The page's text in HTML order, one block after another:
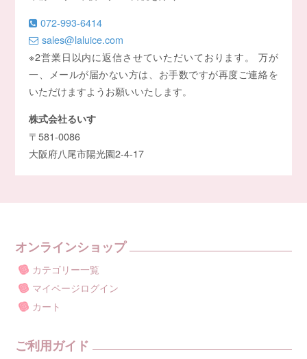
072-993-6414
sales@laluice.com
※2営業日以内に返信させていただいております。 万が
一、メールが届かない方は、お手数ですが再度ご連絡を
いただけますようお願いいたします。
株式会社るいす
〒581-0086
大阪府八尾市陽光園2-4-17
オンラインショップ
カテゴリー一覧
マイページログイン
カート
ご利用ガイド